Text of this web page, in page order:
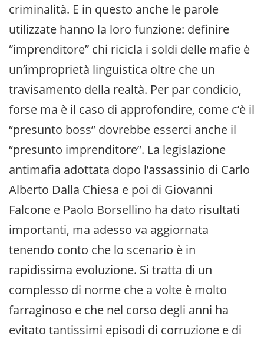
criminalità. E in questo anche le parole
utilizzate hanno la loro funzione: definire
“imprenditore” chi ricicla i soldi delle mafie è
un’improprietà linguistica oltre che un
travisamento della realtà. Per par condicio,
forse ma è il caso di approfondire, come c’è il
“presunto boss” dovrebbe esserci anche il
“presunto imprenditore”. La legislazione
antimafia adottata dopo l’assassinio di Carlo
Alberto Dalla Chiesa e poi di Giovanni
Falcone e Paolo Borsellino ha dato risultati
importanti, ma adesso va aggiornata
tenendo conto che lo scenario è in
rapidissima evoluzione. Si tratta di un
complesso di norme che a volte è molto
farraginoso e che nel corso degli anni ha
evitato tantissimi episodi di corruzione e di